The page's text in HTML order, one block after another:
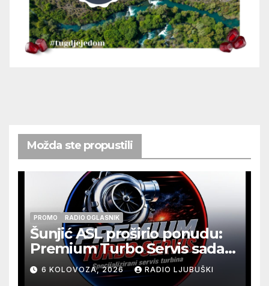
Možda ste propustili
PROMO RADIO OGLASNIK
Šunjić ASL proširio ponudu:
Premium Turbo Servis sada
na jednoj adresi u Ljubuškom
6 KOLOVOZA, 2026 RADIO LJUBUŠKI